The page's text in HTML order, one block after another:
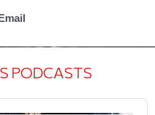
PODCASTS